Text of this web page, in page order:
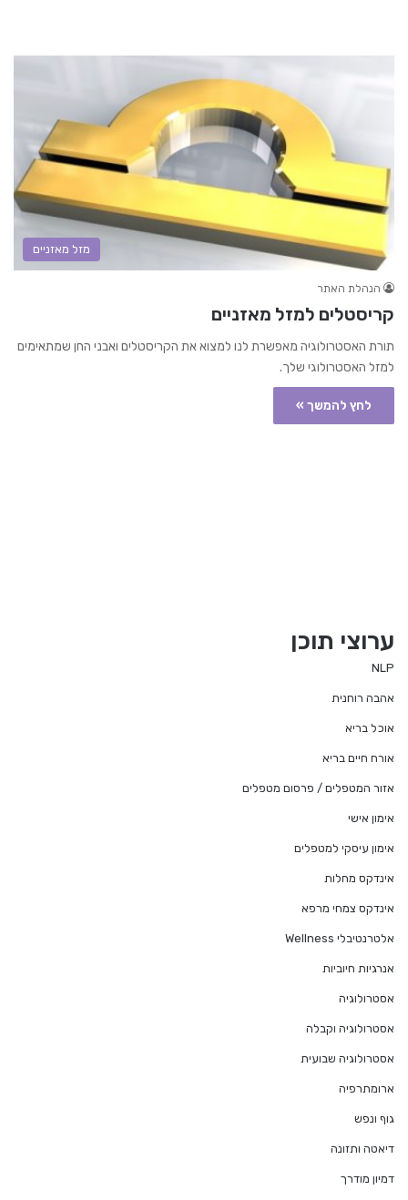
מזל מאזניים
הנהלת האתר
קריסטלים למזל מאזניים
תורת האסטרולוגיה מאפשרת לנו למצוא את הקריסטלים ואבני החן שמתאימים
למזל האסטרולוגי שלך.
לחץ להמשך »
ערוצי תוכן
NLP
אהבה רוחנית
אוכל בריא
אורח חיים בריא
אזור המטפלים / פרסום מטפלים
אימון אישי
אימון עיסקי למטפלים
אינדקס מחלות
אינדקס צמחי מרפא
אלטרנטיבלי Wellness
אנרגיות חיוביות
אסטרולוגיה
אסטרולוגיה וקבלה
אסטרולוגיה שבועית
ארומתרפיה
גוף ונפש
דיאטה ותזונה
דמיון מודרך